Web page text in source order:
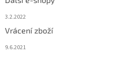
3.2.2022
Vrácení zboží
9.6.2021